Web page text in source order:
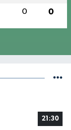
0 0
21:30